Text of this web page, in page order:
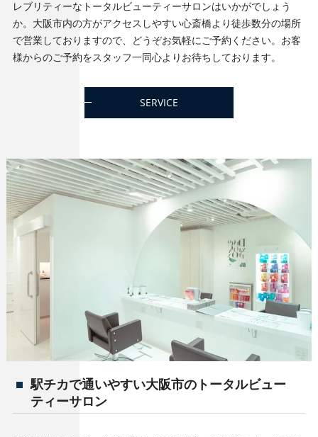
レブリティーなトータルビューティーサロンはいかがでしょう
か。大阪市内の方がアクセスしやすい心斎橋より徒歩数分の場所
で営業しておりますので、どうぞお気軽にご予約ください。お客
様からのご予約をスタッフ一同心よりお待ちしております。
SERVICE
駅チカで通いやすい大阪市のトータルビュー
ティーサロン